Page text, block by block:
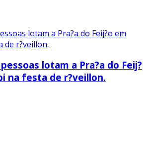
lotam a Pra?a do Feij?
na festa de r?veillon.